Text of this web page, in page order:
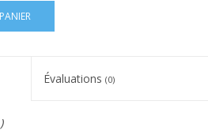
Évaluations (0)